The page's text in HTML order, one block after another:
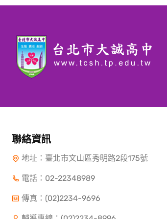
聯絡資訊
地址：臺北市文山區秀明路2段175號
電話： 02-22348989
傳真：(02)2234-9696